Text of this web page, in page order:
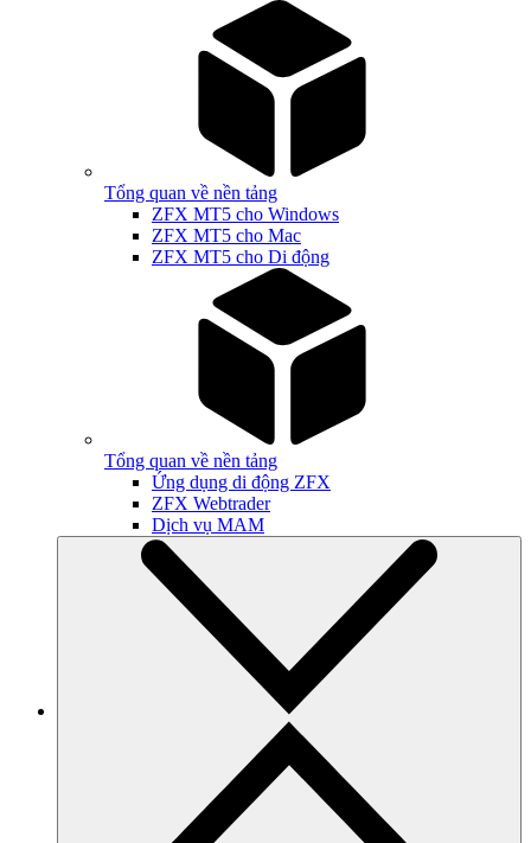
Tổng quan về nền tảng
ZFX MT5 cho Windows
ZFX MT5 cho Mac
ZFX MT5 cho Di động
Tổng quan về nền tảng
Ứng dụng di động ZFX
ZFX Webtrader
Dịch vụ MAM